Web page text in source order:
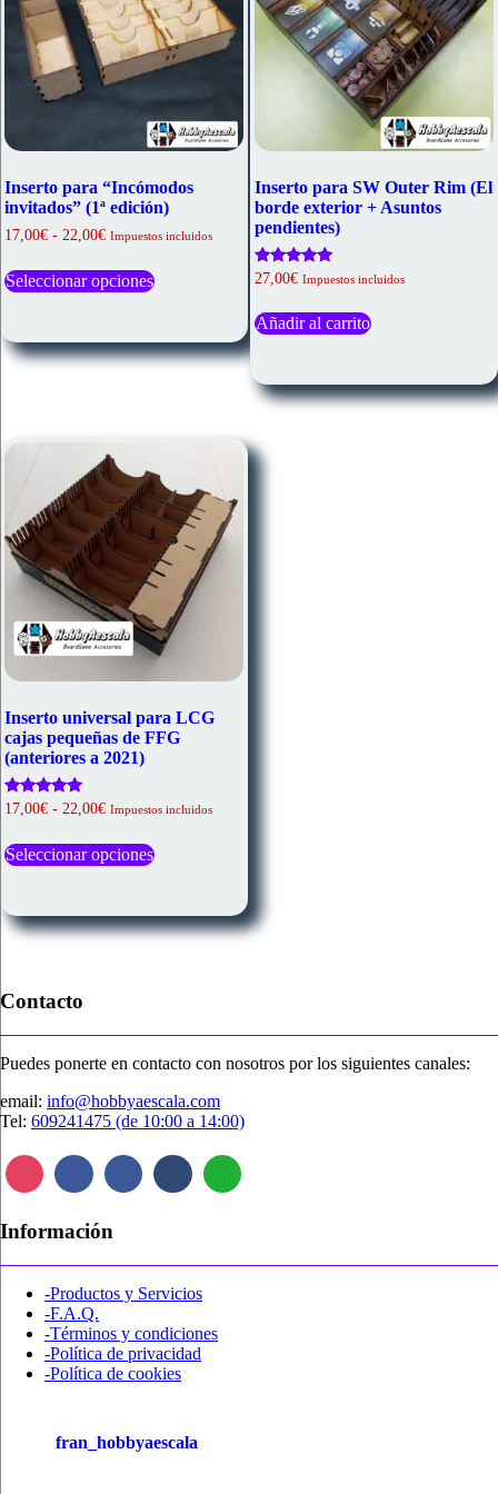
página
de
producto
página
de
producto
Inserto para “Incómodos
invitados” (1ª edición)
17,00€ - 22,00€Rango
precios:
desde
22,00€
Impuestos incluidos
Seleccionar opcionesproducto
variantes.
Las
la
página
de
producto
Inserto para SW Outer Rim (El
borde exterior + Asuntos
pendientes)
Valorado
con
de 5
27,00€ Impuestos incluidos
Añadir al carrito
Inserto universal para LCG
cajas pequeñas de FFG
(anteriores a 2021)
Valorado
de 5
17,00€ - 22,00€Rango
precios:
desde
22,00€
Impuestos incluidos
Seleccionar opcionesproducto
variantes.
Las
en
la
página
de
producto
Contacto
Puedes ponerte en contacto con nosotros por los siguientes canales:
email: info@hobbyaescala.com
Tel: 609241475 (de 10:00 a 14:00)
Información
-Productos y Servicios
-F.A.Q.
-Términos y condiciones
-Política de privacidad
-Política de cookies
fran_hobbyaescala